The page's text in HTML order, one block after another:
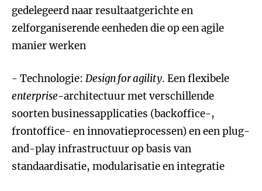
gedelegeerd naar resultaatgerichte en
zelforganiserende eenheden die op een agile
manier werken
- Technologie: Design for agility. Een flexibele
enterprise-architectuur met verschillende
soorten businessapplicaties (backoffice-,
frontoffice- en innovatieprocessen) en een plug-
and-play infrastructuur op basis van
standaardisatie, modularisatie en integratie